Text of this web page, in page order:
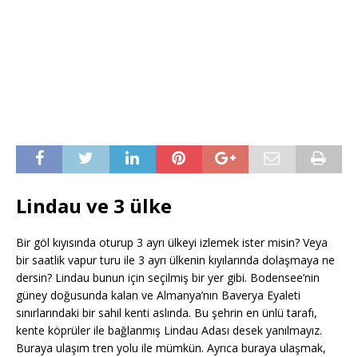
Lindau ve 3 ülke
Bir göl kıyısında oturup 3 ayrı ülkeyi izlemek ister misin? Veya
bir saatlik vapur turu ile 3 ayrı ülkenin kıyılarında dolaşmaya ne
dersin? Lindau bunun için seçilmiş bir yer gibi. Bodensee’nin
güney doğusunda kalan ve Almanya’nın Baverya Eyaleti
sınırlarındaki bir sahil kenti aslında. Bu şehrin en ünlü tarafı,
kente köprüler ile bağlanmış Lindau Adası desek yanılmayız.
Buraya ulaşım tren yolu ile mümkün. Ayrıca buraya ulaşmak,